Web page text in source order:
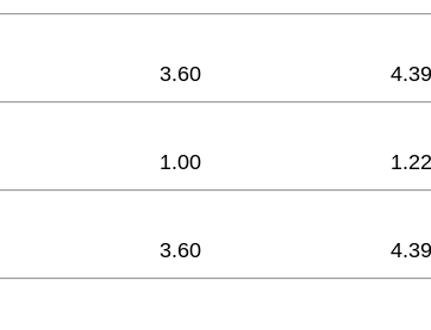
3.60 4.39
1.00 1.22
3.60 4.39